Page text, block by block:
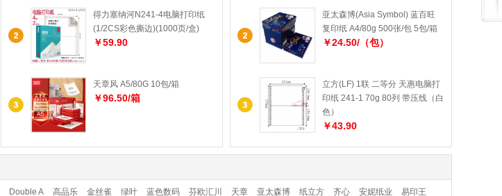
得力塞纳河N241-4电脑打印纸
(1/2CS彩色撕边)(1000页/盒)
￥59.90
天章风 A5/80G 10包/箱
￥96.50/箱
亚太森博(Asia Symbol) 蓝百旺
复印纸 A4/80g 500张/包 5包/箱
￥24.50/（包）
立方(LF) 1联 二等分 天惠电脑打
印纸 241-1 70g 80列 带压线（白
色）
￥43.90
Double A 高品乐 金丝雀 绿叶 蓝色数码 芬欧汇川 天章 亚太森博 纸立方 齐心 安妮纸业
易印王